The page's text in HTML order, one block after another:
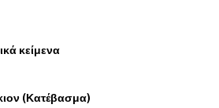
κείμενα
(Κατέβασμα)